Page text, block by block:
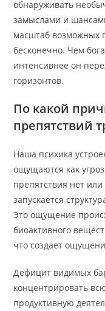
обнаруживать
замыслами и
масштаб возможных
бесконечно. Чем
интенсивнее он
горизонтов.
По какой
препятствий
Наша психика
ощущаются как
препятствия нет
запускается
Это ощущение
биоактивного
что создает
Дефицит видимых
концентрировать
продуктивную